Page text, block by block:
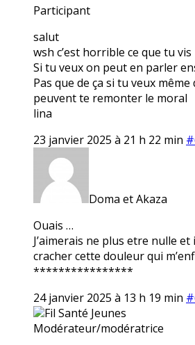
Participant
salut
wsh c’est horrible ce que tu vis
Si tu veux on peut en parler
Pas que de ça si tu veux même
peuvent te remonter le moral
lina
23 janvier 2025 à 21 h 22 min
Doma et Akaza
Ouais …
J’aimerais ne plus etre nulle et
cracher cette douleur qui
****************
24 janvier 2025 à 13 h 19 min
Fil Santé Jeunes
Modérateur/modératrice